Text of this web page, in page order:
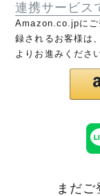
連携サービス
Amazon.co.jpにご
録されるお客様は
よりお進みください
まだ